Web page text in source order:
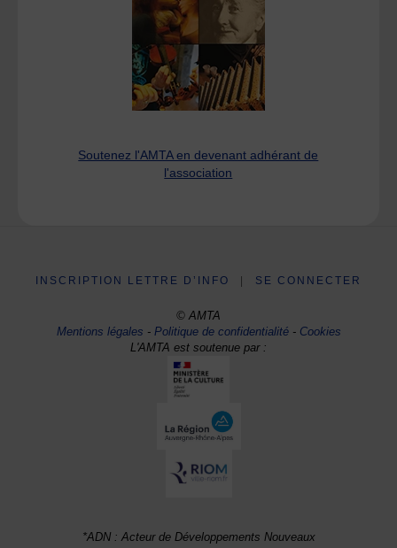
Soutenez l'AMTA en devenant adhérant de
l'association
INSCRIPTION LETTRE D’INFO SE CONNECTER
© AMTA
Mentions légales -Politique de confidentialité- Cookies
L'AMTA est soutenue par :
*ADN : Acteur de Développements Nouveaux